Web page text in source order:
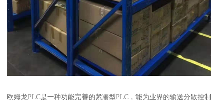
欧姆龙PLC是一种功能完善的紧凑型PLC，能为业界的输送分散控制